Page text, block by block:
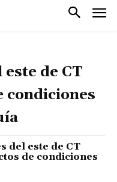
de CT
condiciones
del este de CT
de condiciones